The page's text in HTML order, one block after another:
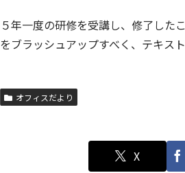
５年一度の研修を受講し、修了した
をブラッシュアップすべく、テキス
オフィスだより
X